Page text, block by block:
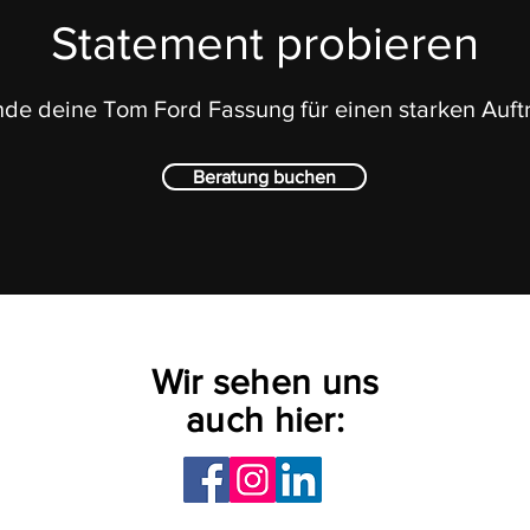
Statement probieren
deine Tom Ford Fassung für einen starken
Beratung buchen
Wir sehen uns
auch hier: